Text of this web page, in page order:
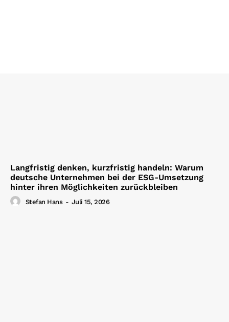
Langfristig denken, kurzfristig handeln: Warum
deutsche Unternehmen bei der ESG-Umsetzung
hinter ihren Möglichkeiten zurückbleiben
Stefan Hans - Juli 15, 2026